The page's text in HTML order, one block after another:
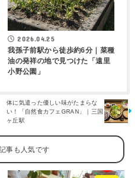
2026.04.25
我孫子前駅から徒歩約6分｜菜種
油の発祥の地で見つけた「遠里
小野公園」
体に気遣った優しい味がたまらな
い！「自然食カフェGRAN」｜三国
ヶ丘駅